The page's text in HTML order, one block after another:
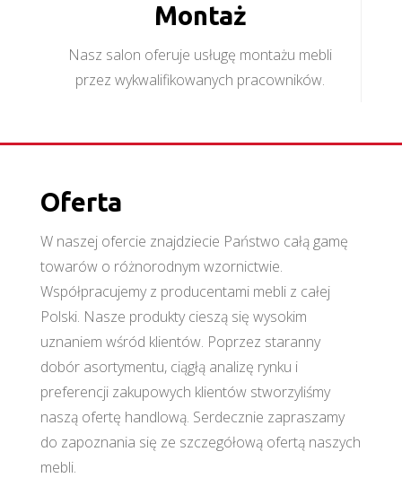
Montaż
Nasz salon oferuje usługę montażu mebli
przez wykwalifikowanych pracowników.
Oferta
W naszej ofercie znajdziecie Państwo całą gamę
towarów o różnorodnym wzornictwie.
Współpracujemy z producentami mebli z całej
Polski. Nasze produkty cieszą się wysokim
uznaniem wśród klientów. Poprzez staranny
dobór asortymentu, ciągłą analizę rynku i
preferencji zakupowych klientów stworzyliśmy
naszą ofertę handlową. Serdecznie zapraszamy
do zapoznania się ze szczegółową ofertą naszych
mebli.